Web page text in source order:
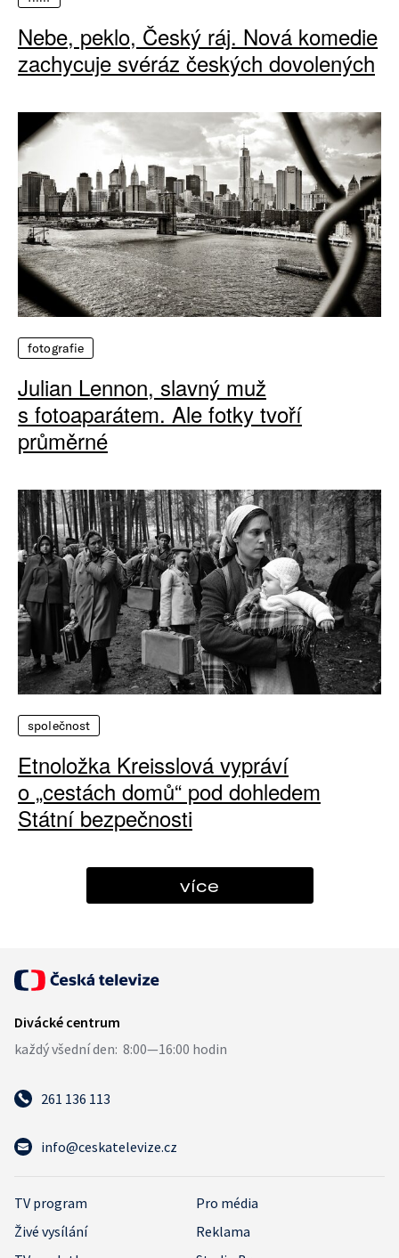
Nebe, peklo, Český ráj. Nová komedie
zachycuje svéráz českých dovolených
fotografie
Julian Lennon, slavný muž
s fotoaparátem. Ale fotky tvoří
průměrné
společnost
Etnoložka Kreisslová vypráví
o „cestách domů“ pod dohledem
Státní bezpečnosti
více
261 136 113
info@ceskatelevize.cz
TV program
Pro média
Živé vysílání
Reklama